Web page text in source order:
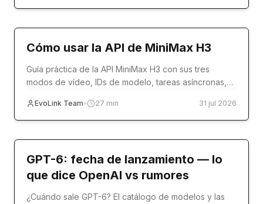
Tutorial
Cómo usar la API de MiniMax H3
Guía práctica de la API MiniMax H3 con sus tres
modos de vídeo, IDs de modelo, tareas asíncronas,
EvoLink Team• 27 min 31 jul 2026
model-release
GPT-6: fecha de lanzamiento — lo
que dice OpenAI vs rumores
¿Cuándo sale GPT-6? El catálogo de modelos y las